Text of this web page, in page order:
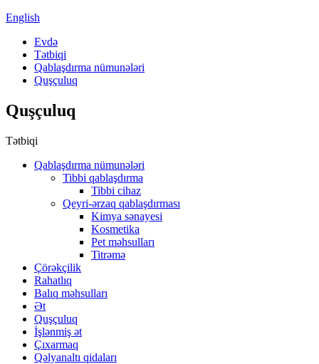
English
Evdə
Tətbiqi
Qablaşdırma nümunələri
Quşçuluq
Quşçuluq
Tətbiqi
Qablaşdırma nümunələri
Tibbi qablaşdırma
Tibbi cihaz
Qeyri-ərzaq qablaşdırması
Kimya sənayesi
Kosmetika
Pet məhsulları
Titrəmə
Çörəkçilik
Rahatlıq
Balıq məhsulları
Ət
Quşçuluq
İşlənmiş ət
Çıxarmaq
Qəlyanaltı qidaları